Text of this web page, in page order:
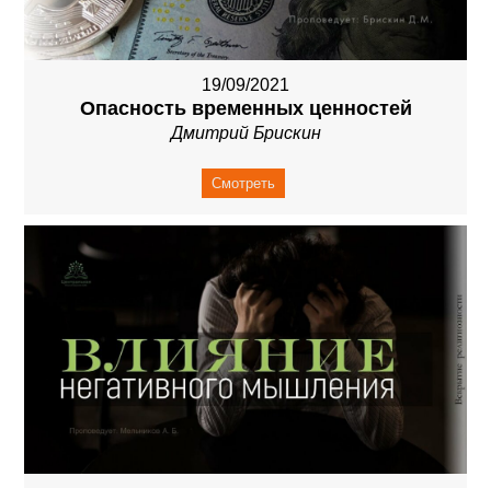
19/09/2021
Опасность временных ценностей
Дмитрий Брискин
Смотреть